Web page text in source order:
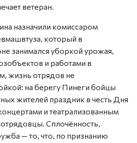
ветеран.
назначили комиссаром
который в
занимался уборкой урожая,
и работами в
жизнь отрядов не
на берегу Пинеги бойцы
жителей праздник в честь Дня
и театрализованным
Сплочённость,
— то, что, по признанию